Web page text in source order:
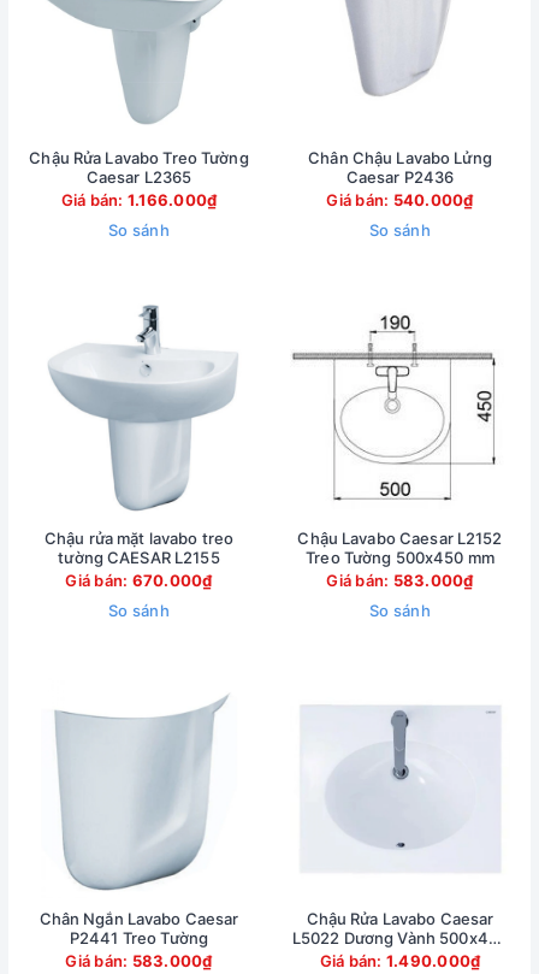
Chậu Rửa Lavabo Treo Tường
Caesar L2365
Giá bán: 1.166.000₫
So sánh
Chân Chậu Lavabo Lửng
Caesar P2436
Giá bán: 540.000₫
So sánh
Chậu rửa mặt lavabo treo
tường CAESAR L2155
Giá bán: 670.000₫
So sánh
Chậu Lavabo Caesar L2152
Treo Tường 500x450 mm
Giá bán: 583.000₫
So sánh
Chân Ngắn Lavabo Caesar
P2441 Treo Tường
Giá bán: 583.000₫
Chậu Rửa Lavabo Caesar
L5022 Dương Vành 500x420
mm
Giá bán: 1.490.000₫